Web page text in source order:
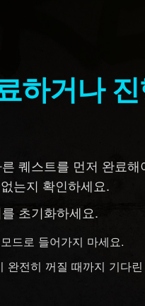
료하거나
퀘스트를 먼저 완료
는지 확인하세요.
초기화하세요.
드로 들어가지 마세요.
완전히 꺼질 때까지 기다